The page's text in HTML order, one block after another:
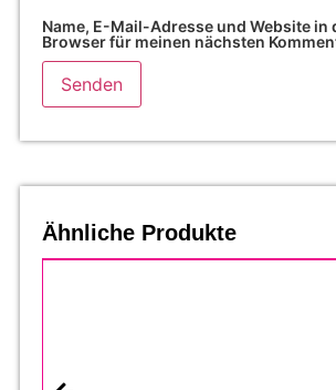
Name, E-Mail-Adresse und Website in
Browser für meinen nächsten
Ähnliche Produkte